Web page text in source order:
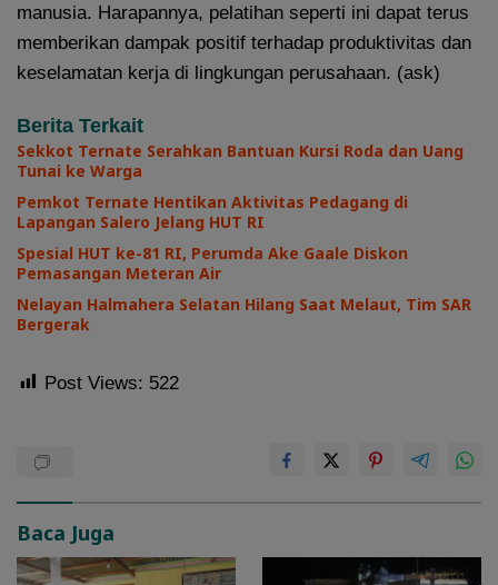
manusia. Harapannya, pelatihan seperti ini dapat terus
memberikan dampak positif terhadap produktivitas dan
keselamatan kerja di lingkungan perusahaan. (ask)
Berita Terkait
Sekkot Ternate Serahkan Bantuan Kursi Roda dan Uang
Tunai ke Warga
Pemkot Ternate Hentikan Aktivitas Pedagang di
Lapangan Salero Jelang HUT RI
Spesial HUT ke-81 RI, Perumda Ake Gaale Diskon
Pemasangan Meteran Air
Nelayan Halmahera Selatan Hilang Saat Melaut, Tim SAR
Bergerak
Post Views: 522
Baca Juga